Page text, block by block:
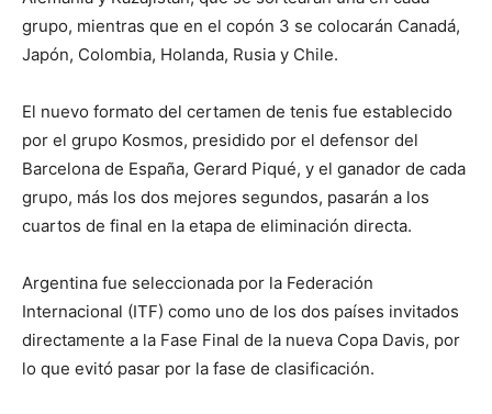
grupo, mientras que en el copón 3 se colocarán Canadá,
Japón, Colombia, Holanda, Rusia y Chile.
El nuevo formato del certamen de tenis fue establecido
por el grupo Kosmos, presidido por el defensor del
Barcelona de España, Gerard Piqué, y el ganador de cada
grupo, más los dos mejores segundos, pasarán a los
cuartos de final en la etapa de eliminación directa.
Argentina fue seleccionada por la Federación
Internacional (ITF) como uno de los dos países invitados
directamente a la Fase Final de la nueva Copa Davis, por
lo que evitó pasar por la fase de clasificación.